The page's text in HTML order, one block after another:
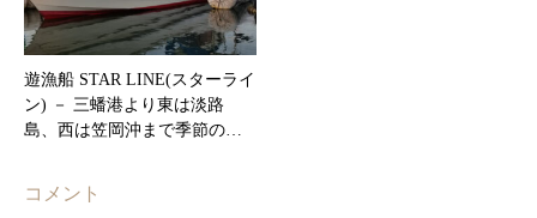
遊漁船 STAR LINE(スターライ
ン) － 三蟠港より東は淡路
島、西は笠岡沖まで季節の…
コメント